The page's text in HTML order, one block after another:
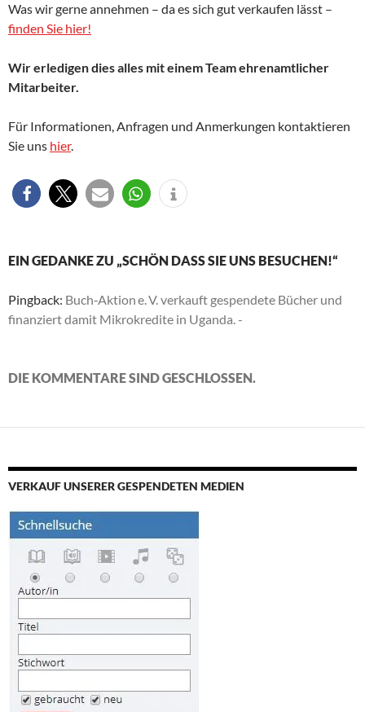
Was wir gerne annehmen – da es sich gut verkaufen lässt –
finden Sie hier!
Wir erledigen dies alles mit einem Team ehrenamtlicher
Mitarbeiter.
Für Informationen, Anfragen und Anmerkungen kontaktieren
Sie uns hier.
EIN GEDANKE ZU „SCHÖN DASS SIE UNS BESUCHEN!“
Pingback: Buch‑Aktion e. V. verkauft gespendete Bücher und
finanziert damit Mikrokredite in Uganda. -
DIE KOMMENTARE SIND GESCHLOSSEN.
VERKAUF UNSERER GESPENDETEN MEDIEN